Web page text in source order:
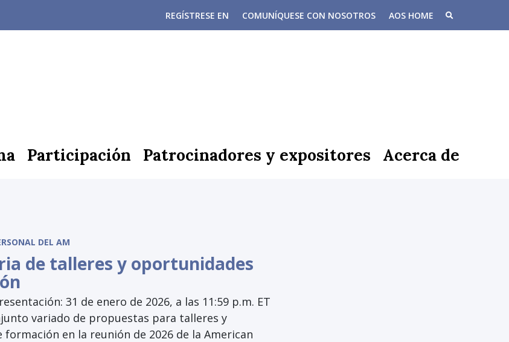
REGÍSTRESE EN COMUNÍQUESE CON NOSOTROS AOS HOME
Participación Patrocinadores y expositores Acerca de
DEL AM
de talleres y oportunidades
31 de enero de 2026, a las 11:59 p.m. ET
variado de propuestas para talleres y
en la reunión de 2026 de la American